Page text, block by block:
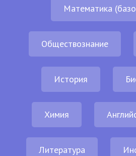
Математика
Обществознание
История
Химия
Литература